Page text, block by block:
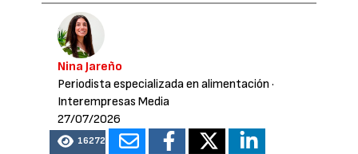
Nina Jareño
Periodista especializada en alimentación ·
Interempresas Media
27/07/2026
16272